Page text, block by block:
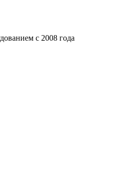
с 2008 года